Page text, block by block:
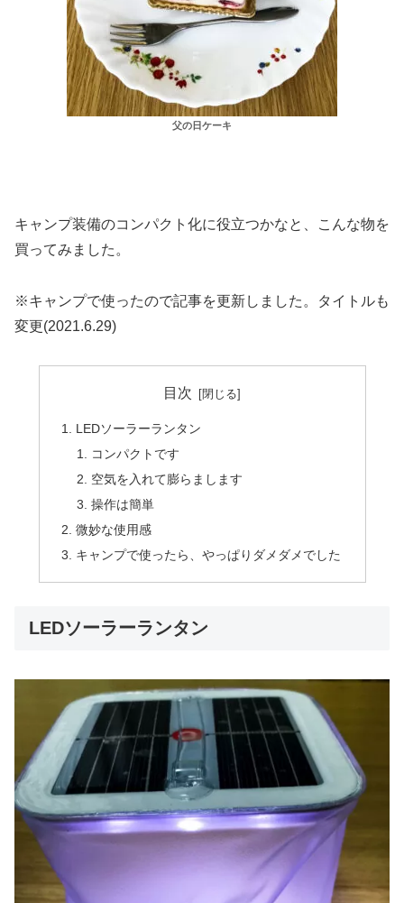
父の日ケーキ
キャンプ装備のコンパクト化に役立つかなと、こんな物を
買ってみました。
※キャンプで使ったので記事を更新しました。タイトルも
変更(2021.6.29)
目次
LEDソーラーランタン
コンパクトです
空気を入れて膨らまします
操作は簡単
微妙な使用感
キャンプで使ったら、やっぱりダメダメでした
LEDソーラーランタン